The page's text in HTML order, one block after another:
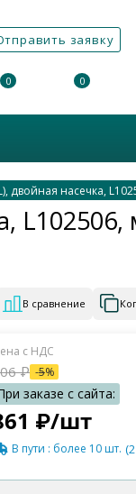
заявку
0 0
L102506,
двойная насечка,
В сравнение
₽/шт
₽ -5%
В пути : более 10 шт.